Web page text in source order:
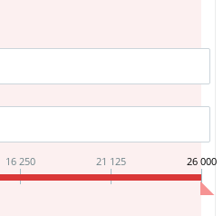
16 250 21 125 26 000